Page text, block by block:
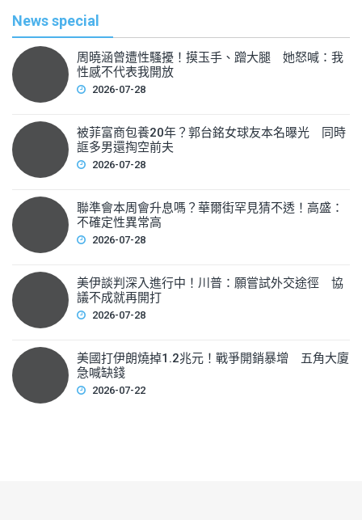
o
k
News special
周曉涵曾遭性騷擾！摸玉手、蹭大腿 她怒喊：我
性感不代表我開放
2026-07-28
被菲富商包養20年？郭台銘女球友本名曝光 同時
誆多男還掏空前夫
2026-07-28
聯準會本周會升息嗎？華爾街罕見猜不透！高盛：
不確定性異常高
2026-07-28
美伊談判深入進行中！川普：願嘗試外交途徑 協
議不成就再開打
2026-07-28
美國打伊朗燒掉1.2兆元！戰爭開銷暴增 五角大廈
急喊缺錢
2026-07-22